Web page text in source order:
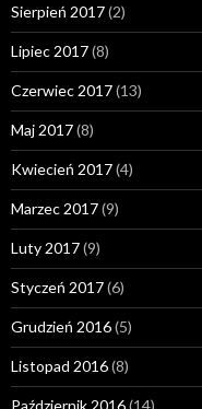
Sierpień 2017(2)
Lipiec 2017(8)
Czerwiec 2017(13)
Maj 2017(8)
Kwiecień 2017(4)
Marzec 2017(9)
Luty 2017(9)
Styczeń 2017(6)
Grudzień 2016(5)
Listopad 2016(8)
Październik 2016(14)